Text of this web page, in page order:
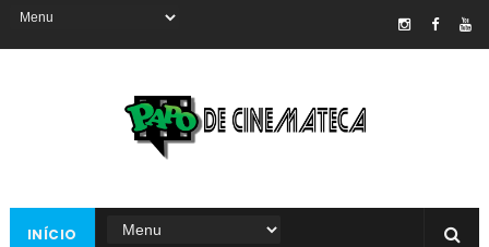
INÍCIO